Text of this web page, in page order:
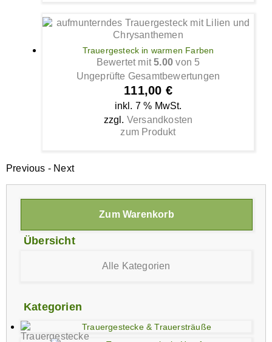
Trauergesteck in warmen Farben
Bewertet mit5.00 von 5
Ungeprüfte Gesamtbewertungen
111,00 €
inkl. 7 % MwSt.
zzgl. Versandkosten
zum Produkt
Previous - Next
Zum Warenkorb
Übersicht
Alle Kategorien
Kategorien
Trauergestecke & Trauersträuße